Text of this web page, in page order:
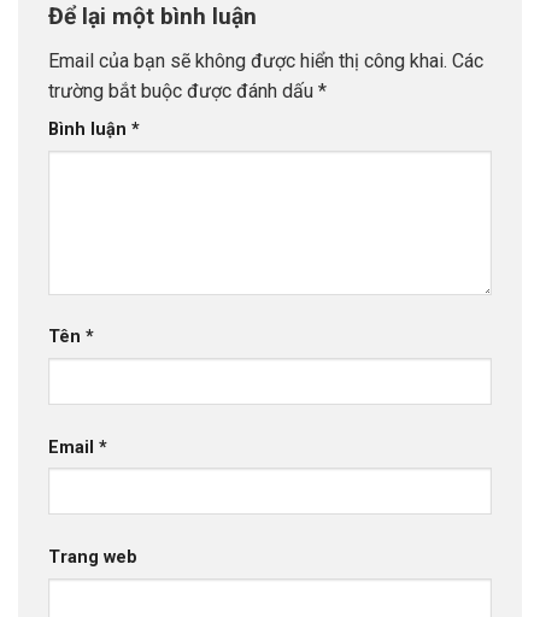
Để lại một bình luận
Email của bạn sẽ không được hiển thị công khai. Các
trường bắt buộc được đánh dấu *
Bình luận *
Tên *
Email *
Trang web